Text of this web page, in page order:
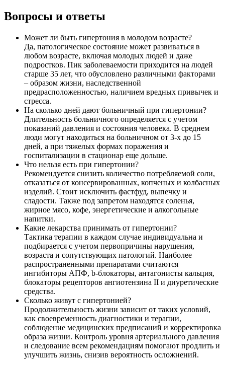
Вопросы и ответы
Может ли быть гипертония в молодом возрасте?
Да, патологическое состояние может развиваться в
любом возрасте, включая молодых людей и даже
подростков. Пик заболеваемости приходится на людей
старше 35 лет, что обусловлено различными факторами
– образом жизни, наследственной
предрасположенностью, наличием вредных привычек и
стресса.
На сколько дней дают больничный при гипертонии?
Длительность больничного определяется с учетом
показаний давления и состояния человека. В среднем
люди могут находиться на больничном от 3-х до 15
дней, а при тяжелых формах поражения и
госпитализации в стационар еще дольше.
Что нельзя есть при гипертонии?
Рекомендуется снизить количество потребляемой соли,
отказаться от консервированных, копченых и колбасных
изделий. Стоит исключить фастфуд, выпечку и
сладости. Также под запретом находятся соленья,
жирное мясо, кофе, энергетические и алкогольные
напитки.
Какие лекарства принимать от гипертонии?
Тактика терапии в каждом случае индивидуальна и
подбирается с учетом первопричины нарушения,
возраста и сопутствующих патологий. Наиболее
распространенными препаратами считаются
ингибиторы АПФ, b-блокаторы, антагонисты кальция,
блокаторы рецепторов ангиотензина II и диуретические
средства.
Сколько живут с гипертонией?
Продолжительность жизни зависит от таких условий,
как своевременность диагностики и терапии,
соблюдение медицинских предписаний и корректировка
образа жизни. Контроль уровня артериального давления
и следование всем рекомендациям помогают продлить и
улучшить жизнь, снизив вероятность осложнений.